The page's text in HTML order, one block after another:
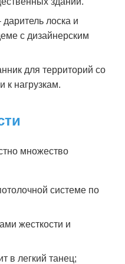
даритель лоска и
с дизайнерским
для территорий со
к нагрузкам.
множество
системе по
жесткости и
в легкий танец;